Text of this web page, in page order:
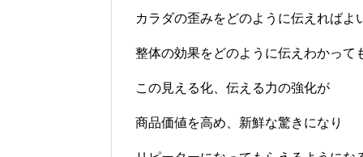
カラダの歪みをどのように伝えればよ
整体の効果をどのように伝えわかって
この見える化、伝える力の強化が
商品価値を高め、新鮮な驚きになり